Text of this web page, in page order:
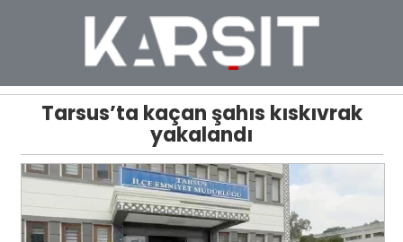
Tarsus’ta kaçan şahıs kıskıvrak
yakalandı